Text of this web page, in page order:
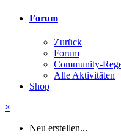
Forum
Zurück
Forum
Community-
Alle Aktivitäten
Shop
×
Neu erstellen...